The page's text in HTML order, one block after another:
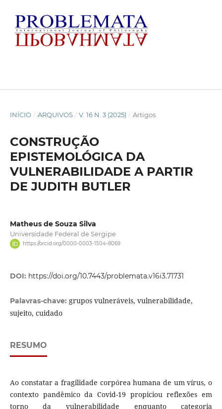
INÍCIO / ARQUIVOS / V. 16 N. 3 (2025) / Artigos
CONSTRUÇÃO
EPISTEMOLÓGICA DA
VULNERABILIDADE A PARTIR
DE JUDITH BUTLER
Matheus de Souza Silva
Universidade Federal de Sergipe
https://orcid.org/0000-0003-1504-8069
DOI: https://doi.org/10.7443/problemata.v16i3.71731
Palavras-chave: grupos vulneráveis, vulnerabilidade,
sujeito, cuidado
RESUMO
Ao constatar a fragilidade corpórea humana de um vírus, o
contexto pandêmico da Covid-19 propiciou reflexões em
torno da vulnerabilidade enquanto categoria